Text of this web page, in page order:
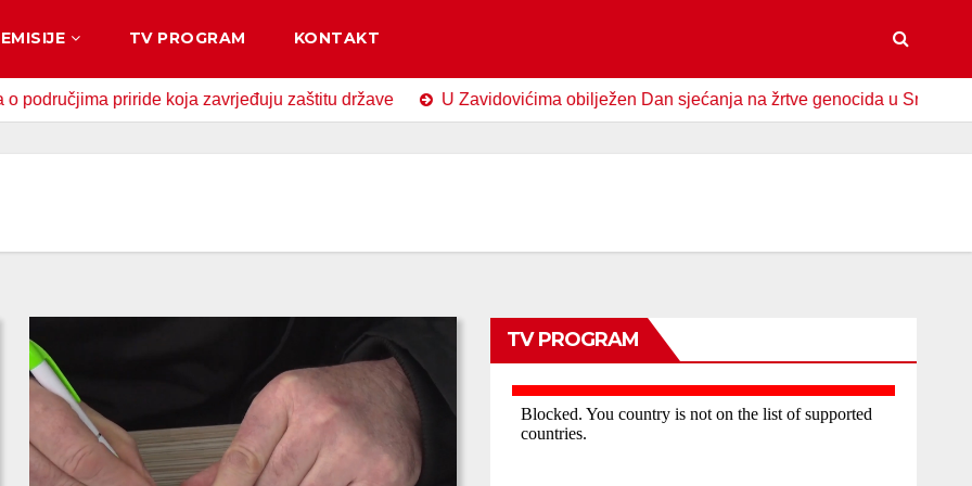
EMISIJE TV PROGRAM KONTAKT
priride koja zavrjeđuju zaštitu države U Zavidovićima obilježen Dan sjećanja na žrtve genocida u Srebrenici
TV PROGRAM